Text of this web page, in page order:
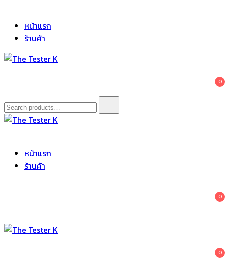
หน้าแรก
ร้านค้า
The Tester K
Korean cosmetics 0
Search
for:
หน้าแรก
ร้านค้า
0
The Tester K
Korean cosmetics 0